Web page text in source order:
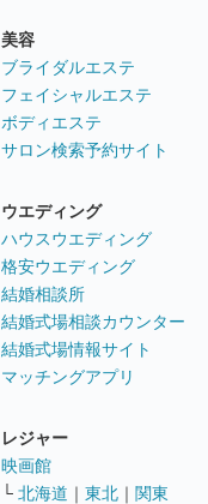
美容
ブライダルエステ
フェイシャルエステ
ボディエステ
サロン検索予約サイト
ウエディング
ハウスウエディング
格安ウエディング
結婚相談所
結婚式場相談カウンター
結婚式場情報サイト
マッチングアプリ
レジャー
映画館
└ 北海道 ｜ 東北 ｜ 関東